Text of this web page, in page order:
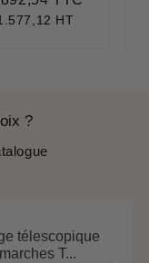
HT
?
télescopique
T...